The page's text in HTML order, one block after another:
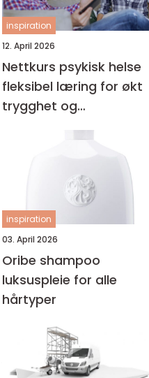
inspiration
12. April 2026
Nettkurs psykisk helse
fleksibel læring for økt
trygghet og
kompetanse
inspiration
03. April 2026
Oribe shampoo
luksuspleie for alle
hårtyper